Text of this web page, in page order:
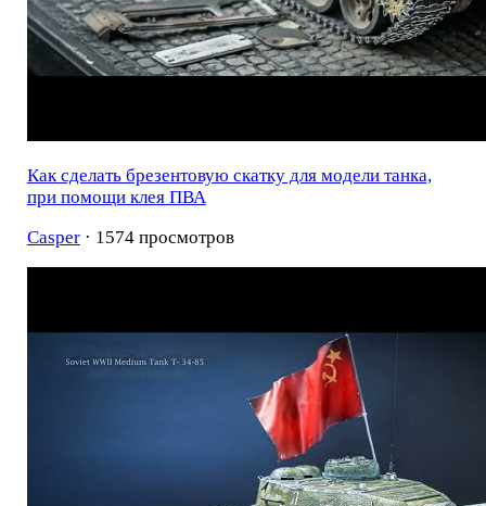
Как сделать брезентовую скатку для модели танка,
при помощи клея ПВА
Casper· 1574 просмотров